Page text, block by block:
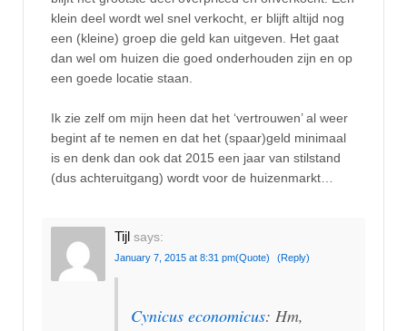
klein deel wordt wel snel verkocht, er blijft altijd nog
een (kleine) groep die geld kan uitgeven. Het gaat
dan wel om huizen die goed onderhouden zijn en op
een goede locatie staan.
Ik zie zelf om mijn heen dat het ‘vertrouwen’ al weer
begint af te nemen en dat het (spaar)geld minimaal
is en denk dan ook dat 2015 een jaar van stilstand
(dus achteruitgang) wordt voor de huizenmarkt…
Tijl says:
January 7, 2015 at 8:31 pm(Quote) (Reply)
Cynicus economicus: Hm,